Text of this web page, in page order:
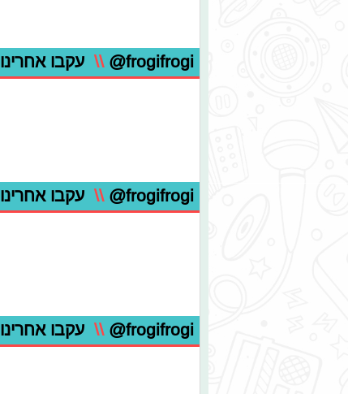
@frogifrogi
\\ עקבו אחרינו
@frogifrogi
\\ עקבו אחרינו
@frogifrogi
\\ עקבו אחרינו